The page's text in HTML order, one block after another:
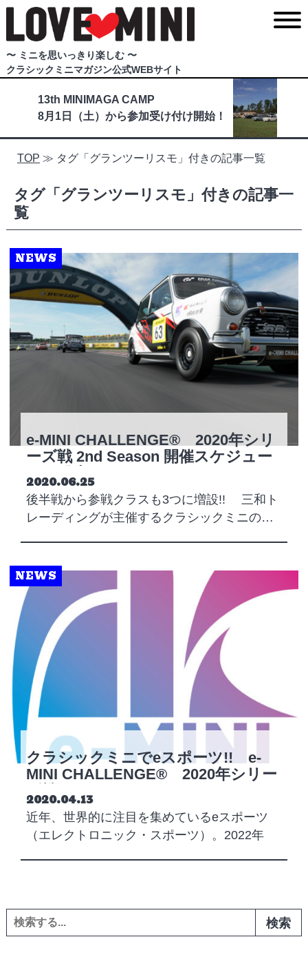
〜 ミニを思いっきり楽しむ 〜
クラシックミニマガジン公式WEBサイト
13th MINIMAGA CAMP
8月1日（土）から参加受け付け開始！
TOP ≫ タグ「グランツーリスモ」付きの記事一覧
タグ「グランツーリスモ」付きの記事一
覧
e-MINI CHALLENGE® 2020年シリ
ーズ戦 2nd Season 開催スケジュー
ルを発表!!
Posted on
2020.06.25
後半戦から参戦クラスも3つに増設!! 三和ト
レーディングが主催するクラシックミニの…
NEWS
クラシックミニでeスポーツ!! e-
MINI CHALLENGE® 2020年シリー
ズ戦
Posted on
2020.04.13
近年、世界的に注目を集めているeスポーツ
（エレクトロニック・スポーツ）。2022年
NEWS
検索: